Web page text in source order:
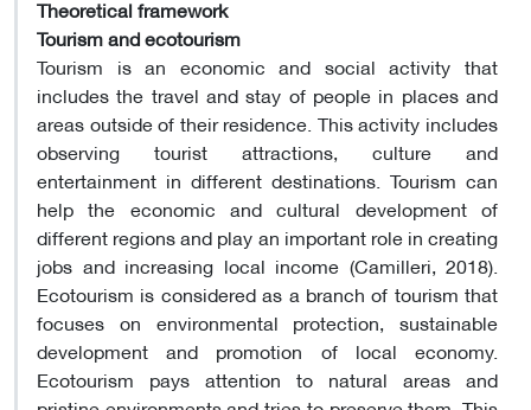
Theoretical framework
Tourism and ecotourism
Tourism is an economic and social activity that
includes the travel and stay of people in places and
areas outside of their residence. This activity includes
observing tourist attractions, culture and
entertainment in different destinations. Tourism can
help the economic and cultural development of
different regions and play an important role in creating
jobs and increasing local income (Camilleri, 2018).
Ecotourism is considered as a branch of tourism that
focuses on environmental protection, sustainable
development and promotion of local economy.
Ecotourism pays attention to natural areas and